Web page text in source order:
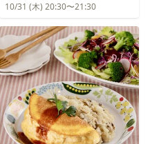
10/31 (木) 20:30〜21:30